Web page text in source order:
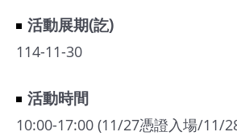
會
展
北
活動展期(訖)
114-11-30
活動時間
10:00-17:00 (11/27憑證入場/11/